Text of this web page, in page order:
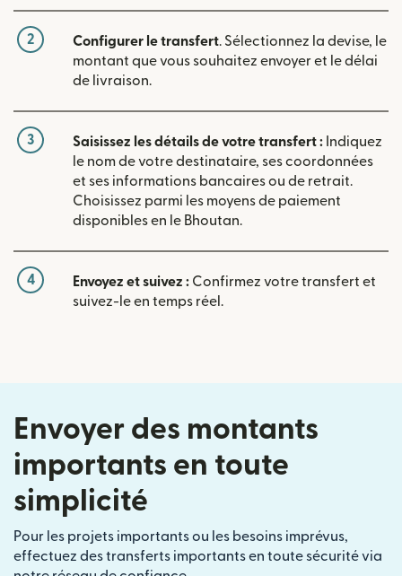
2 Configurer le transfert. Sélectionnez la devise, le
montant que vous souhaitez envoyer et le délai
de livraison.
3 Saisissez les détails de votre transfert : Indiquez
le nom de votre destinataire, ses coordonnées
et ses informations bancaires ou de retrait.
Choisissez parmi les moyens de paiement
disponibles en le Bhoutan.
4 Envoyez et suivez : Confirmez votre transfert et
suivez-le en temps réel.
Envoyer des montants
importants en toute
simplicité
Pour les projets importants ou les besoins imprévus,
effectuez des transferts importants en toute sécurité via